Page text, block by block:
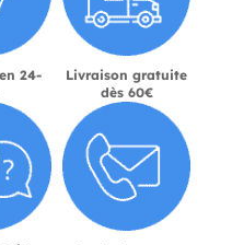
24-
Livraison gratuite
dès 60€